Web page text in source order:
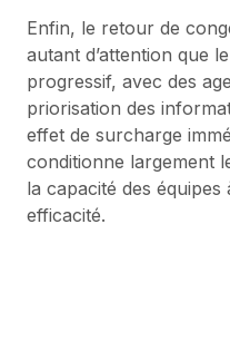
Enfin, le retour de
autant d’attention que
progressif, avec des
priorisation des
effet de surcharge
conditionne largement
la capacité des
efficacité.